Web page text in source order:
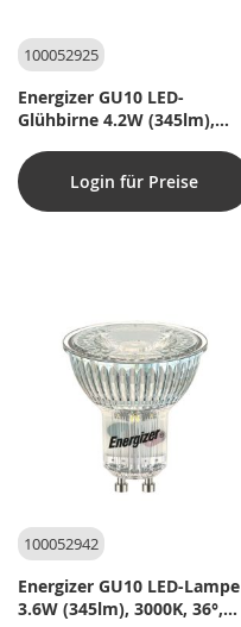
100052925
Energizer GU10 LED-
Glühbirne 4.2W (345lm),
Login für Preise
100052942
Energizer GU10 LED-Lampe
3.6W (345lm), 3000K, 36°,